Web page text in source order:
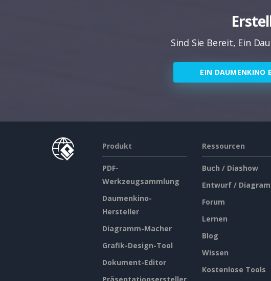
Sind Sie Bereit, Ein
EIN DAUMENKINO
Produkt
PDF-
Werkzeugsammlung
Daumenkino-
Hersteller
Diagramm-Macher
Grafik-Design-Tool
Dokument-Editor
Ressourcen
Buch / Diashow
Entwurf /
Forum
Lernen
Blog
Wissen
Kostenlose Tools